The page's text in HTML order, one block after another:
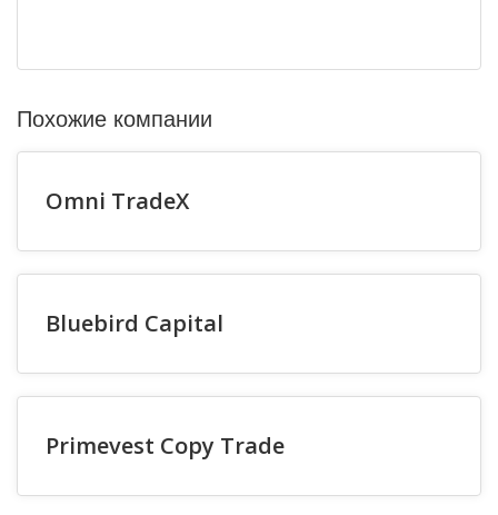
Похожие компании
Omni TradeX
Bluebird Capital
Primevest Copy Trade